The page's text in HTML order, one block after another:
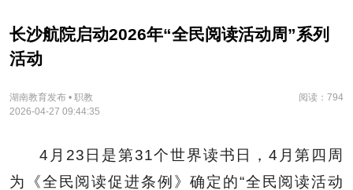
长沙航院启动2026年“全民阅读活动周”系列
活动
湖南教育发布 • 职教
阅读：794
2026-04-27 09:44:35
4月23日是第31个世界读书日，4月第四周
为《全民阅读促进条例》确定的“全民阅读活动